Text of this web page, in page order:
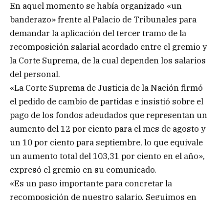
En aquel momento se había organizado «un
banderazo» frente al Palacio de Tribunales para
demandar la aplicación del tercer tramo de la
recomposición salarial acordado entre el gremio y
la Corte Suprema, de la cual dependen los salarios
del personal.
«La Corte Suprema de Justicia de la Nación firmó
el pedido de cambio de partidas e insistió sobre el
pago de los fondos adeudados que representan un
aumento del 12 por ciento para el mes de agosto y
un 10 por ciento para septiembre, lo que equivale
un aumento total del 103,31 por ciento en el año»,
expresó el gremio en su comunicado.
«Es un paso importante para concretar la
recomposición de nuestro salario. Seguimos en